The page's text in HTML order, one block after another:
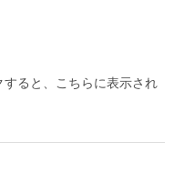
すると、こちらに表示され